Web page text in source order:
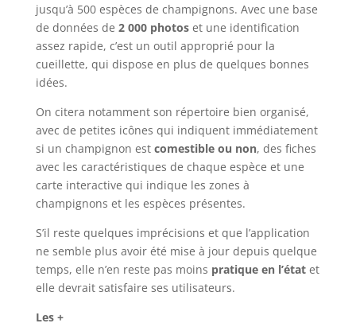
jusqu’à 500 espèces de champignons. Avec une base
de données de 2 000 photoset une identification
assez rapide, c’est un outil approprié pour la
cueillette, qui dispose en plus de quelques bonnes
idées.
On citera notamment son répertoire bien organisé,
avec de petites icônes qui indiquent immédiatement
si un champignon est comestible ou non, des fiches
avec les caractéristiques de chaque espèce et une
carte interactive qui indique les zones à
champignons et les espèces présentes.
S’il reste quelques imprécisions et que l’application
ne semble plus avoir été mise à jour depuis quelque
temps, elle n’en reste pas moins pratique en l’étatet
elle devrait satisfaire ses utilisateurs.
Les +